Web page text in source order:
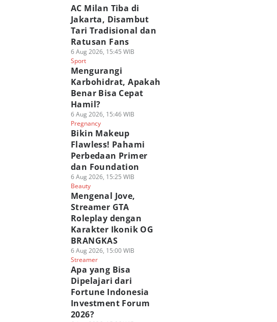
AC Milan Tiba di
Jakarta, Disambut
Tari Tradisional dan
Ratusan Fans
6 Aug 2026, 15:45 WIB
Sport
Mengurangi
Karbohidrat, Apakah
Benar Bisa Cepat
Hamil?
6 Aug 2026, 15:46 WIB
Pregnancy
Bikin Makeup
Flawless! Pahami
Perbedaan Primer
dan Foundation
6 Aug 2026, 15:25 WIB
Beauty
Mengenal Jove,
Streamer GTA
Roleplay dengan
Karakter Ikonik OG
BRANGKAS
6 Aug 2026, 15:00 WIB
Streamer
Apa yang Bisa
Dipelajari dari
Fortune Indonesia
Investment Forum
2026?